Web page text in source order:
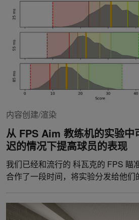
内容创建/渲染
从 FPS Aim 教练机的实验中
迟的情况下提高球员的表现
我们已经和流行的 科瓦克的 FPS 瞄
合作了一段时间，将实验分发给他们